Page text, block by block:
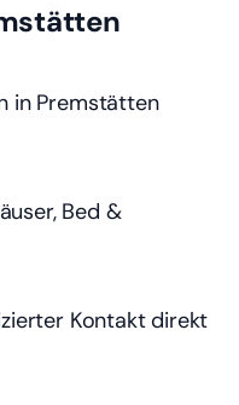
in Premstätten
Bed &
Kontakt direkt